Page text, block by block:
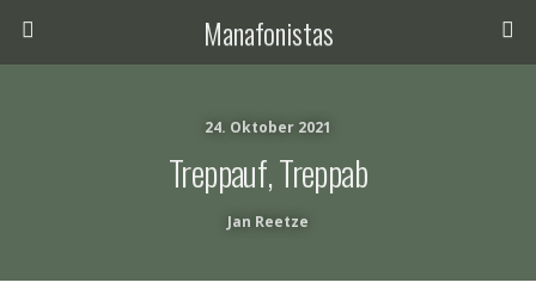
Manafonistas
24. Oktober 2021
Treppauf, Treppab
Jan Reetze